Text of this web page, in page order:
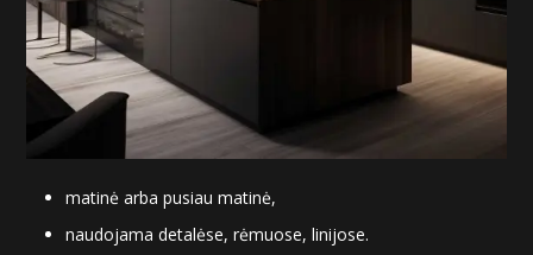
matinė arba pusiau matinė,
naudojama detalėse, rėmuose, linijose.